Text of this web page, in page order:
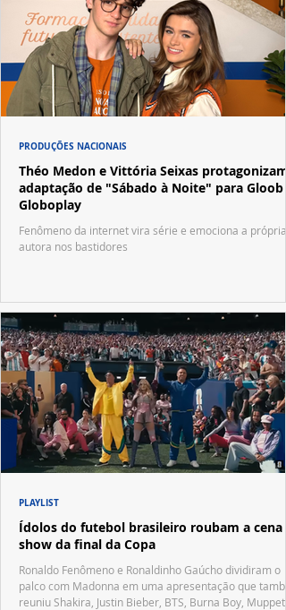
Théo Medon e Vittória Seixas protagonizam
adaptação de "Sábado à Noite" para Gloob e
Globoplay
Fenômeno da internet vira série e emociona a própria
autora nos bastidores
PRODUÇÕES NACIONAIS
Ídolos do futebol brasileiro roubam a cena
show da final da Copa
Ronaldo Fenômeno e Ronaldinho Gaúcho dividiram o
palco com Madonna em uma apresentação que
reuniu Shakira, Justin Bieber, BTS, Burna Boy, Muppets,
PLAYLIST